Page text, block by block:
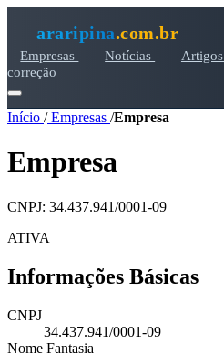
araripina.com.br
Empresas Notícias Artigos
correção
Início /Empresas /Empresa
Empresa
CNPJ: 34.437.941/0001-09
ATIVA
Informações Básicas
CNPJ
34.437.941/0001-09
Nome Fantasia